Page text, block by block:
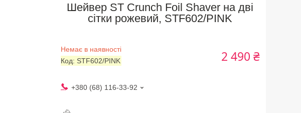
Шейвер ST Crunch Foil Shaver на дві
сітки рожевий, STF602/PINK
Немає в наявності
Код: STF602/PINK 2 490 ₴
+380 (68) 116-33-92